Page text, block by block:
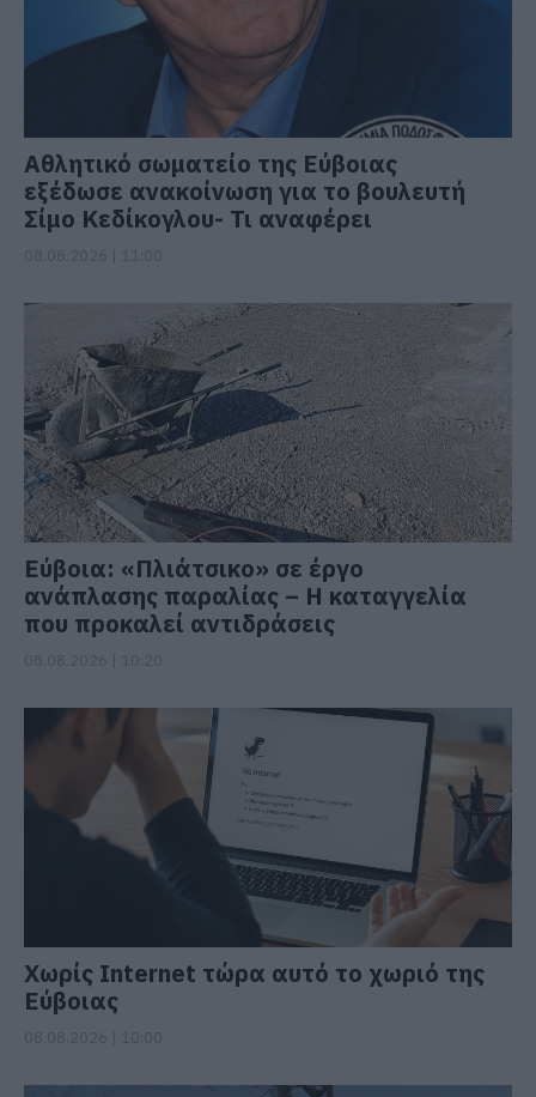
Αθλητικό σωματείο της Εύβοιας
εξέδωσε ανακοίνωση για το βουλευτή
Σίμο Κεδίκογλου- Τι αναφέρει
Εύβοια: «Πλιάτσικο» σε έργο
ανάπλασης παραλίας – Η καταγγελία
που προκαλεί αντιδράσεις
Χωρίς Internet τώρα αυτό το χωριό της
Εύβοιας